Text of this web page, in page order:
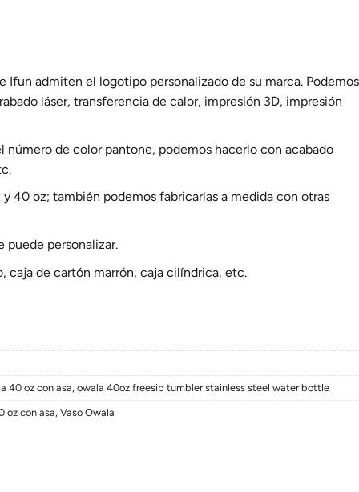
Ifun admiten el logotipo personalizado de su marca. Podemos
láser, transferencia de calor, impresión 3D, impresión
número de color pantone, podemos hacerlo con acabado
40 oz; también podemos fabricarlas a medida con otras
puede personalizar.
caja de cartón marrón, caja cilíndrica, etc.
40 oz con asa, owala 40oz freesip tumbler stainless steel water bottle
oz con asa, Vaso Owala